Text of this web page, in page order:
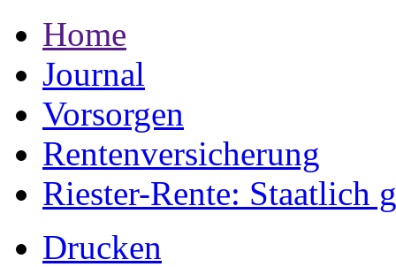
Home
Journal
Vorsorgen
Rentenversicherung
Riester-Rente: Staatlich
Drucken